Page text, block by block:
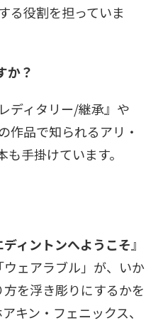
る役割を担っていま
か？
ディタリー/継承』や
作品で知られるアリ・
手掛けています。
ディントンへようこそ』
ェアラブル」が、いか
を浮き彫りにするかを
キン・フェニックス、